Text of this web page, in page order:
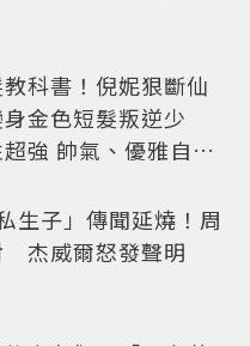
科書！倪妮狠斷仙
金色短髮叛逆少
強 帥氣、優雅自由
生子」傳聞延燒！周
杰威爾怒發聲明